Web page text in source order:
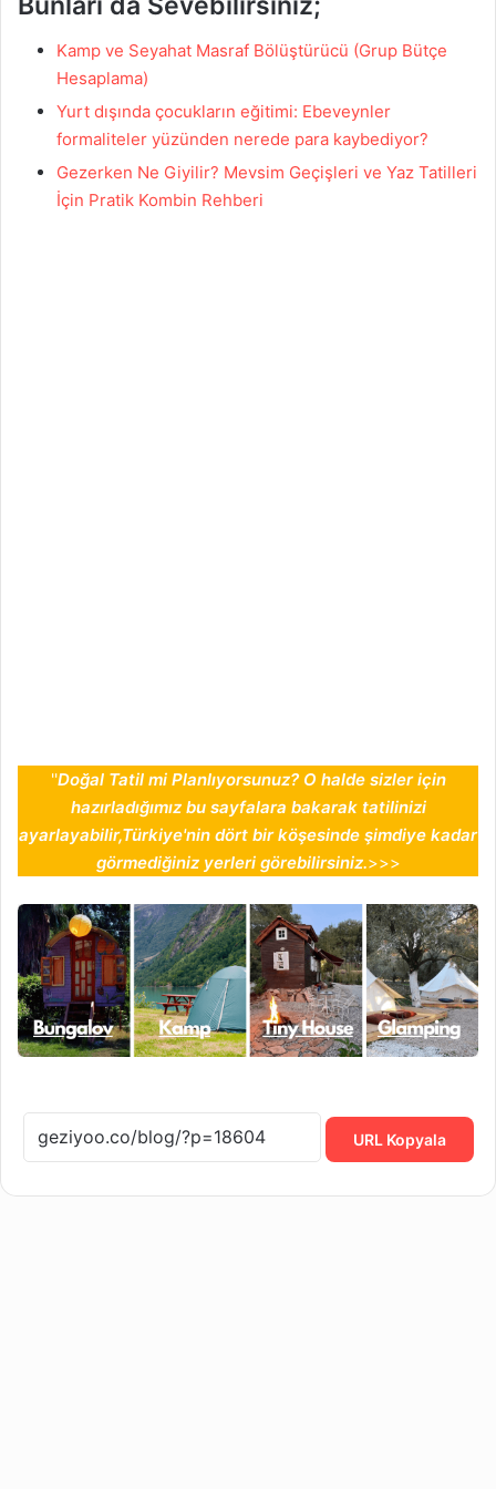
Kamp ve Seyahat Masraf Bölüştürücü (Grup Bütçe
Hesaplama)
Yurt dışında çocukların eğitimi: Ebeveynler
formaliteler yüzünden nerede para kaybediyor?
Gezerken Ne Giyilir? Mevsim Geçişleri ve Yaz Tatilleri
İçin Pratik Kombin Rehberi
''Doğal Tatil mi Planlıyorsunuz? O halde sizler için
hazırladığımız bu sayfalara bakarak tatilinizi
ayarlayabilir,Türkiye'nin dört bir köşesinde şimdiye kadar
görmediğiniz yerleri görebilirsiniz.>>>
URL Kopyala